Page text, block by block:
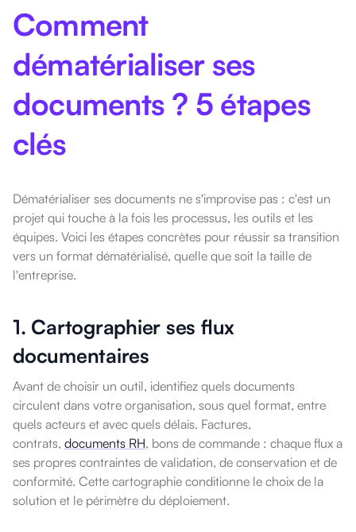
Comment
dématérialiser ses
documents ? 5 étapes
clés
Dématérialiser ses documents ne s'improvise pas : c'est un
projet qui touche à la fois les processus, les outils et les
équipes. Voici les étapes concrètes pour réussir sa transition
vers un format dématérialisé, quelle que soit la taille de
l'entreprise.
1. Cartographier ses flux
documentaires
Avant de choisir un outil, identifiez quels documents
circulent dans votre organisation, sous quel format, entre
quels acteurs et avec quels délais. Factures,
contrats, documents RH, bons de commande : chaque flux a
ses propres contraintes de validation, de conservation et de
conformité. Cette cartographie conditionne le choix de la
solution et le périmètre du déploiement.